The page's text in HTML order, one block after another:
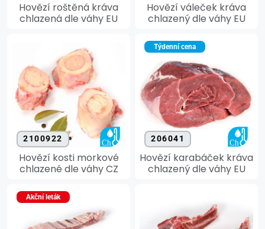
Hovězí roštěná kráva
chlazená dle váhy EU
Hovězí váleček kráva
chlazený dle váhy EU
2100922
Hovězí kosti morkové
chlazené dle váhy CZ
Týdenní cena
206041
Hovězí karabáček kráva
chlazený dle váhy EU
Akční leták